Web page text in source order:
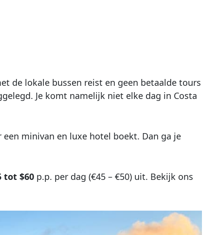
de lokale bussen reist en geen betaalde tours
Je komt namelijk niet elke dag in Costa
minivan en luxe hotel boekt. Dan ga je
tot $60 p.p. per dag (€45 – €50) uit. Bekijk ons